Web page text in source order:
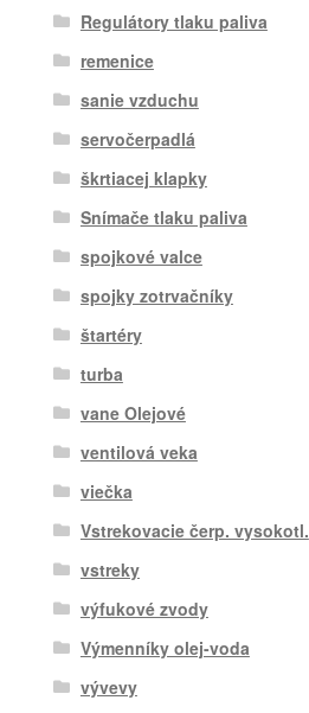
Regulátory tlaku paliva
remenice
sanie vzduchu
servočerpadlá
škrtiacej klapky
Snímače tlaku paliva
spojkové valce
spojky zotrvačníky
štartéry
turba
vane Olejové
ventilová veka
viečka
Vstrekovacie čerp. vysokotl.
vstreky
výfukové zvody
Výmenníky olej-voda
vývevy